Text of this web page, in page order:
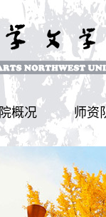
概况 师资